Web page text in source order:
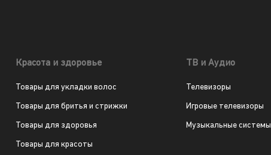
Красота и здоровье
Товары для укладки волос
Товары для бритья и стрижки
Товары для здоровья
Товары для красоты
ТВ и Аудио
Телевизоры
Игровые телевизоры
Музыкальные системы